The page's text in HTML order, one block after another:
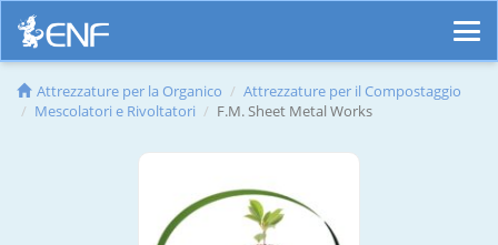
Attrezzature per la Organico
Attrezzature per il Compostaggio
Mescolatori e Rivoltatori
F.M. Sheet Metal Works